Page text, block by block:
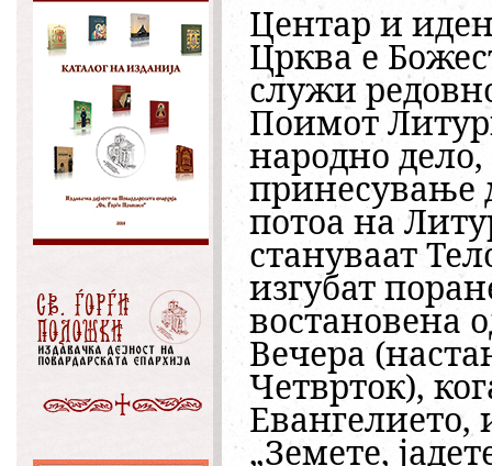
Центар и
Црква е
служи
Поимот
народно
принесување
потоа на
стануваат
изгубат
востановена
Вечера
Четврток),
Евангелието,
„Земете,